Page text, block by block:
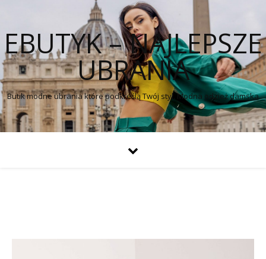
EBUTYK – NAJLEPSZE
UBRANIA
Butik modne ubrania które podkreślą Twój styl. Modna odzież damska